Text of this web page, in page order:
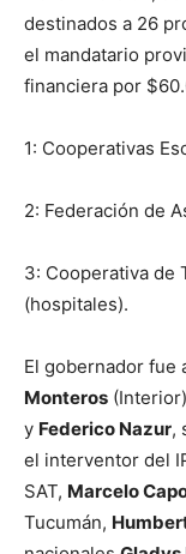
destinados a 26
el mandatario
financiera por
1: Cooperativas
2: Federación de
3: Cooperativa de
(hospitales).
El gobernador fue
Monteros
y Federico Nazur,
el interventor del
SAT, Marcelo
Tucumán,